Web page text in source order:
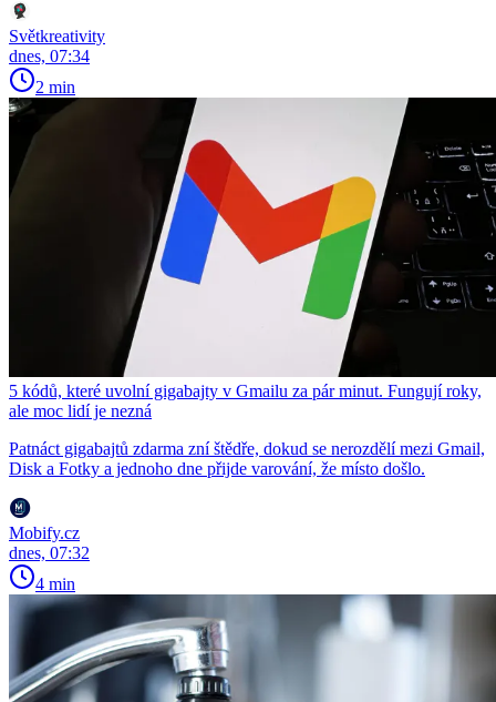
Světkreativity
dnes, 07:34
2 min
5 kódů, které uvolní gigabajty v Gmailu za pár minut. Fungují roky,
ale moc lidí je nezná
Patnáct gigabajtů zdarma zní štědře, dokud se nerozdělí mezi Gmail,
Disk a Fotky a jednoho dne přijde varování, že místo došlo.
Mobify.cz
dnes, 07:32
4 min